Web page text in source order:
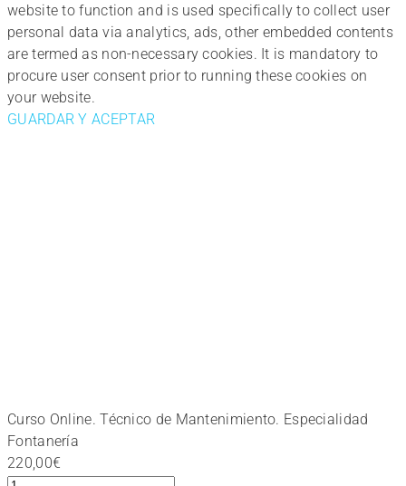
website to function and is used specifically to collect user
personal data via analytics, ads, other embedded contents
are termed as non-necessary cookies. It is mandatory to
procure user consent prior to running these cookies on
your website.
GUARDAR Y ACEPTAR
Curso Online. Técnico de Mantenimiento. Especialidad
Fontanería
220,00€